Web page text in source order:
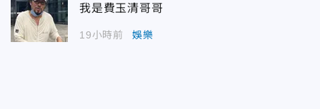
我是費玉清哥哥
19小時前 娛樂